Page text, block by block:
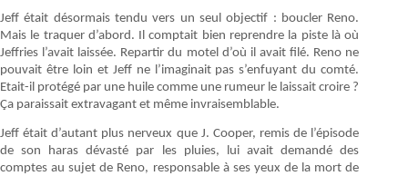
Jeff était désormais tendu vers un seul objectif : boucler Reno.
Mais le traquer d’abord. Il comptait bien reprendre la piste là où
Jeffries l’avait laissée. Repartir du motel d’où il avait filé. Reno ne
pouvait être loin et Jeff ne l’imaginait pas s’enfuyant du comté.
Etait-il protégé par une huile comme une rumeur le laissait croire ?
Ça paraissait extravagant et même invraisemblable.
Jeff était d’autant plus nerveux que J. Cooper, remis de l’épisode
de son haras dévasté par les pluies, lui avait demandé des
comptes au sujet de Reno, responsable à ses yeux de la mort de